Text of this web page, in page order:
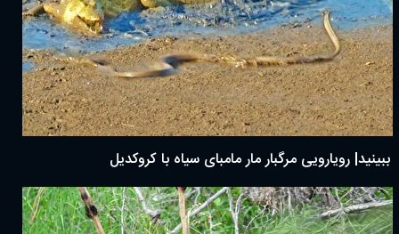
ببینید| رویارویی مرگبار مار مامبای سیاه با کروکدیل